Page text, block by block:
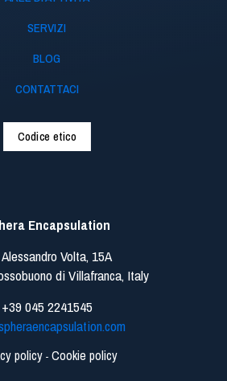
SERVIZI
BLOG
CONTATTACI
Codice etico
Encapsulation
Volta, 15A
di Villafranca, Italy
+39 045 2241545
policy - Cookie policy